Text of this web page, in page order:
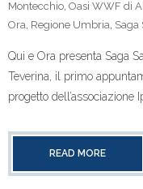
Montecchio Oasi WWF di
Ora Regione Umbria Saga
Qui e Ora presenta Saga
Teverina, il primo
progetto dell’associazione
READ MORE